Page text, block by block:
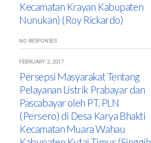
Kecamatan Krayan Kabupaten
Nunukan) (Roy Rickardo)
NO RESPONSES
FEBRUARY 2, 2017
Persepsi Masyarakat Tentang
Pelayanan Listrik Prabayar dan
Pascabayar oleh PT. PLN
(Persero) di Desa Karya Bhakti
Kecamatan Muara Wahau